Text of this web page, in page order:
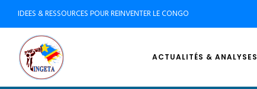
IDEES & RESSOURCES POUR REINVENTER LE CONGO
ACTUALITÉS & ANALYSES